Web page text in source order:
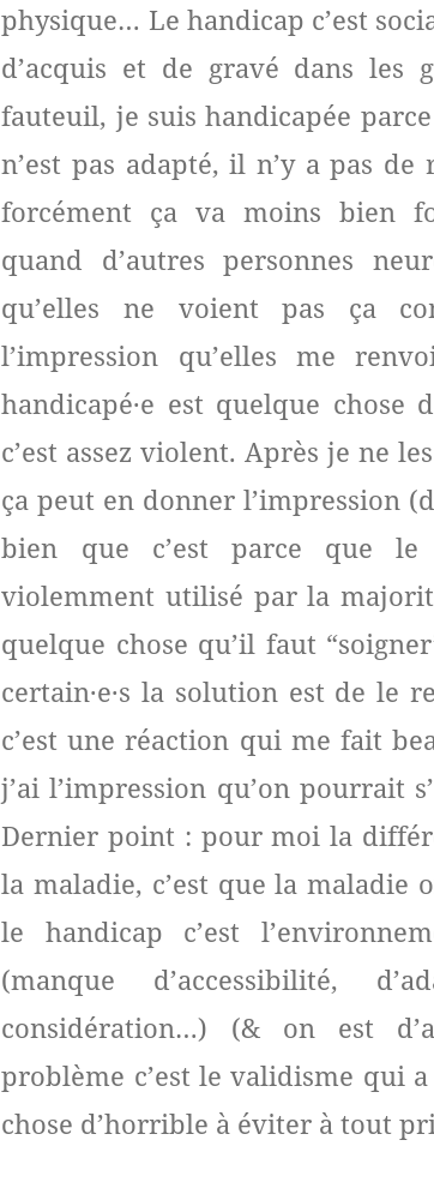
physique… Le handicap c’est
d’acquis et de gravé dans les
fauteuil, je suis handicapée
n’est pas adapté, il n’y a pas de
forcément ça va moins bien
quand d’autres personnes
qu’elles ne voient pas ça
l’impression qu’elles me
handicapé·e est quelque
c’est assez violent. Après je ne
ça peut en donner l’impression
bien que c’est parce que
violemment utilisé par la
quelque chose qu’il faut
certain·e·s la solution est de le
c’est une réaction qui me fait
j’ai l’impression qu’on pourrait
Dernier point : pour moi la
la maladie, c’est que la maladie
le handicap c’est
(manque d’accessibilité,
considération…) (& on est
problème c’est le validisme qui
chose d’horrible à éviter à tout